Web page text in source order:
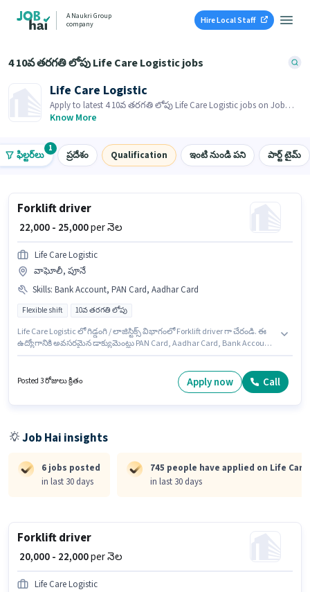
A Naukri Group
company
Hire Local Staff
4 10వ తరగతి లోపు Life Care Logistic jobs
Life Care Logistic
Apply to latest 4 10వ తరగతి లోపు Life Care Logistic jobs on Job
Hai! Recruiter is actively hiring in your area.
Know More
ఫిల్టర్‌లు
1
ప్రదేశం Qualification ఇంటి నుండి పని పార్ట్ టైమ్
Forklift driver
₹ 22,000 - 25,000per నెల
Life Care Logistic
వాఘోలీ, పూనే
Skills: Bank Account, PAN Card, Aadhar Card
Flexible shift 10వ తరగతి లోపు
Life Care Logistic లో గిడ్డంగి / లాజిస్టిక్స్ విభాగంలో Forklift driver గా చేరండి. ఈ
ఉద్యోగానికి అవసరమైన డాక్యుమెంట్లు PAN Card, Aadhar Card, Bank Account
ఇందులో FLEXIBLE shift మరియు వారానికి 6 days working ఉంటాయి. ఈ
Posted 3 రోజులు క్రితం Apply now Call
Job Hai insights
6 jobs posted
in last 30 days
745 people have applied on Life
in last 30 days
Forklift driver
₹ 20,000 - 22,000per నెల
Life Care Logistic